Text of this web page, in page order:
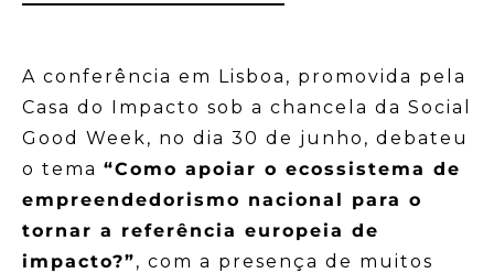
A conferência em Lisboa, promovida pela
Casa do Impacto sob a chancela da Social
Good Week, no dia 30 de junho, debateu
o tema “Como apoiar o ecossistema de
empreendedorismo nacional para o
tornar a referência europeia de
impacto?”, com a presença de muitos